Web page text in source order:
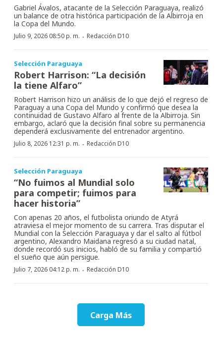
Gabriel Ávalos, atacante de la Selección Paraguaya, realizó
un balance de otra histórica participación de la Albirroja en
la Copa del Mundo.
Julio 9, 2026 08:50 p. m. · Redacción D10
Selección Paraguaya
Robert Harrison: “La decisión
la tiene Alfaro”
Robert Harrison hizo un análisis de lo que dejó el regreso de
Paraguay a una Copa del Mundo y confirmó que desea la
continuidad de Gustavo Alfaro al frente de la Albirroja. Sin
embargo, aclaró que la decisión final sobre su permanencia
dependerá exclusivamente del entrenador argentino.
Julio 8, 2026 12:31 p. m. · Redacción D10
Selección Paraguaya
“No fuimos al Mundial solo
para competir; fuimos para
hacer historia”
Con apenas 20 años, el futbolista oriundo de Atyrá
atraviesa el mejor momento de su carrera. Tras disputar el
Mundial con la Selección Paraguaya y dar el salto al fútbol
argentino, Alexandro Maidana regresó a su ciudad natal,
donde recordó sus inicios, habló de su familia y compartió
el sueño que aún persigue.
Julio 7, 2026 04:12 p. m. · Redacción D10
Carga Más